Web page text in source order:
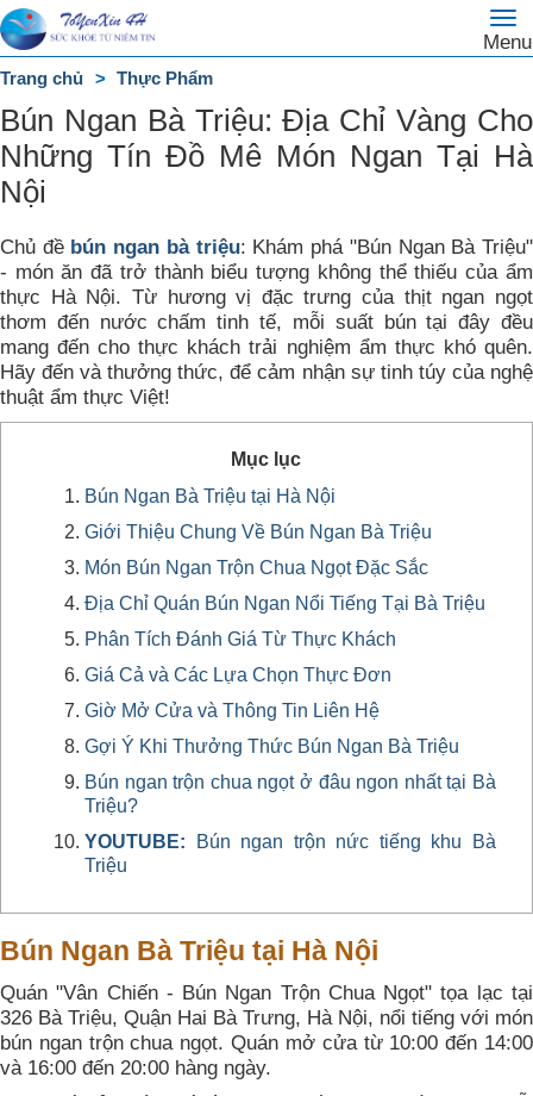
Menu
Trang
chủ
DANH
MỤC
Trang chủ Thực Phẩm
Bún Ngan Bà Triệu: Địa Chỉ Vàng Cho
Những Tín Đồ Mê Món Ngan Tại Hà
Nội
Chủ đề bún ngan bà triệu: Khám phá "Bún Ngan Bà Triệu"
- món ăn đã trở thành biểu tượng không thể thiếu của ẩm
thực Hà Nội. Từ hương vị đặc trưng của thịt ngan ngọt
thơm đến nước chấm tinh tế, mỗi suất bún tại đây đều
mang đến cho thực khách trải nghiệm ẩm thực khó quên.
Hãy đến và thưởng thức, để cảm nhận sự tinh túy của nghệ
thuật ẩm thực Việt!
Mục lục
Bún Ngan Bà Triệu tại Hà Nội
Giới Thiệu Chung Về Bún Ngan Bà Triệu
Món Bún Ngan Trộn Chua Ngọt Đặc Sắc
Địa Chỉ Quán Bún Ngan Nổi Tiếng Tại Bà Triệu
Phân Tích Đánh Giá Từ Thực Khách
Giá Cả và Các Lựa Chọn Thực Đơn
Giờ Mở Cửa và Thông Tin Liên Hệ
Gợi Ý Khi Thưởng Thức Bún Ngan Bà Triệu
Bún ngan trộn chua ngọt ở đâu ngon nhất tại Bà
Triệu?
YOUTUBE: Bún ngan trộn nức tiếng khu Bà
Triệu
Bún Ngan Bà Triệu tại Hà Nội
Quán "Vân Chiến - Bún Ngan Trộn Chua Ngọt" tọa lạc tại
326 Bà Triệu, Quận Hai Bà Trưng, Hà Nội, nổi tiếng với món
bún ngan trộn chua ngọt. Quán mở cửa từ 10:00 đến 14:00
và 16:00 đến 20:00 hàng ngày.